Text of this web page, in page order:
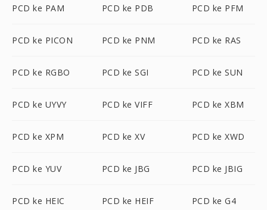
PCD ke PAM PCD ke PDB PCD ke PFM
PCD ke PICON PCD ke PNM PCD ke RAS
PCD ke RGBO PCD ke SGI PCD ke SUN
PCD ke UYVY PCD ke VIFF PCD ke XBM
PCD ke XPM PCD ke XV PCD ke XWD
PCD ke YUV PCD ke JBG PCD ke JBIG
PCD ke HEIC PCD ke HEIF PCD ke G4